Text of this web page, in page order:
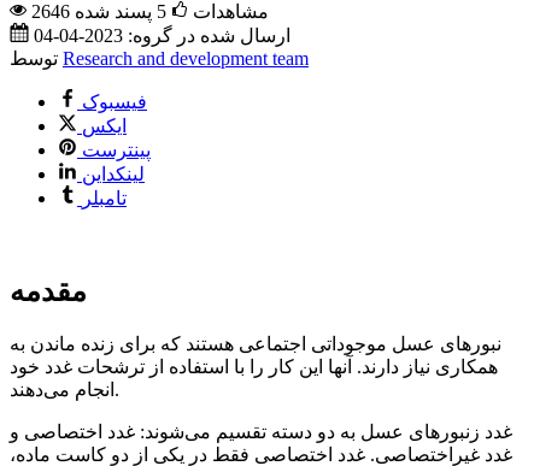
2646 مشاهدات 5 پسند شده
ارسال شده در گروه: 2023-04-04
توسط Research and development team
فیسبوک
ایکس
پینترست
لینکداین
تامبلر
مقدمه
نبورهای عسل موجوداتی اجتماعی هستند که برای زنده ماندن به
همکاری نیاز دارند. آنها این کار را با استفاده از ترشحات غدد خود
انجام می‌دهند.
غدد زنبورهای عسل به دو دسته تقسیم می‌شوند: غدد اختصاصی و
غدد غیراختصاصی. غدد اختصاصی فقط در یکی از دو کاست ماده،